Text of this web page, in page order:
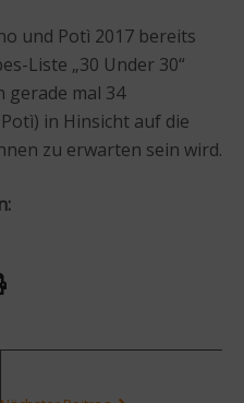
und Potì 2017 bereits
Liste „30 Under 30“
gerade mal 34
in Hinsicht auf die
zu erwarten sein wird.